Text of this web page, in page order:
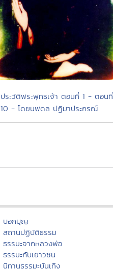
ประวัติพระพุทธเจ้า ตอนที่ 1 - ตอนที่
10 - โดยนพดล ปฏิมาประกรณ์
บอกบุญ
สถานปฏิบัติธรรม
ธรรมะจากหลวงพ่อ
ธรรมะกับเยาวชน
นิทานธรรมะบันเทิง